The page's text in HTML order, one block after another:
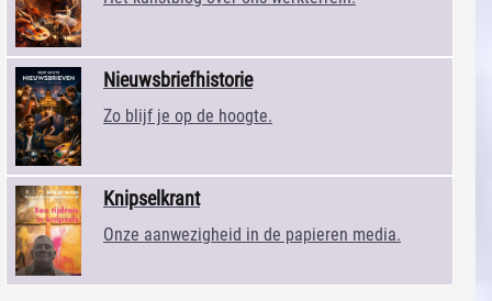
Nieuwsbriefhistorie
Zo blijf je op de hoogte.
Knipselkrant
Onze aanwezigheid in de papieren media.